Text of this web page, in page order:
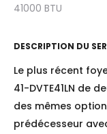
41000 BTU
DESCRIPTION DU
Le plus récent
41-DVTE41LN de
des mêmes
prédécesseur